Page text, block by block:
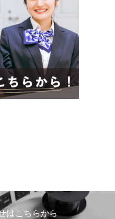
はこちらから